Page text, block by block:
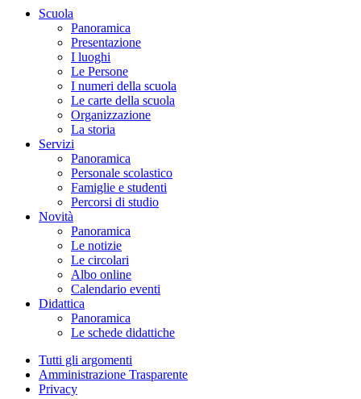
Scuola
Panoramica
Presentazione
I luoghi
Le Persone
I numeri della scuola
Le carte della scuola
Organizzazione
La storia
Servizi
Panoramica
Personale scolastico
Famiglie e studenti
Percorsi di studio
Novità
Panoramica
Le notizie
Le circolari
Albo online
Calendario eventi
Didattica
Panoramica
Le schede didattiche
Tutti gli argomenti
Amministrazione Trasparente
Privacy